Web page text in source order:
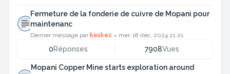
Fermeture de la fonderie de cuivre de Mopani pour
maintenanc
Dernier message par keskec » mer. 18 déc. 2024 21:21
0Réponses 7908Vues
Mopani Copper Mine starts exploration around